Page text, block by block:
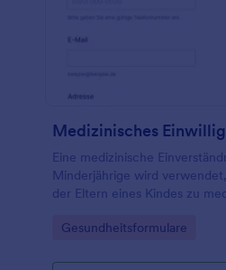
Eine medizinische
Minderjährige wird
der Eltern eines Kindes zu
Go to Category:
Gesundheitsformulare